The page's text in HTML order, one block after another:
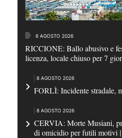
8 AGOSTO 2026
RICCIONE: Ballo abusivo e
licenza, locale chiuso per 7
8 AGOSTO 2026
FORLÌ: Incidente stradale,
8 AGOSTO 2026
CERVIA: Morte Musiani,
di omicidio per futili motivi